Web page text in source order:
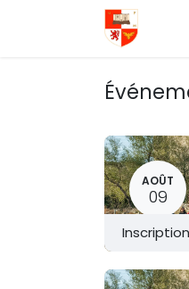
Se rendre au contenu
AOÛT
09